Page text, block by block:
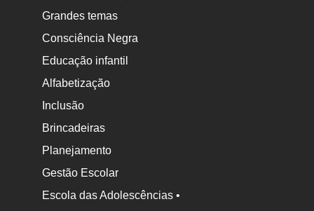
Grandes temas
Consciência Negra
Educação infantil
Alfabetização
Inclusão
Brincadeiras
Planejamento
Gestão Escolar
Escola das Adolescências •